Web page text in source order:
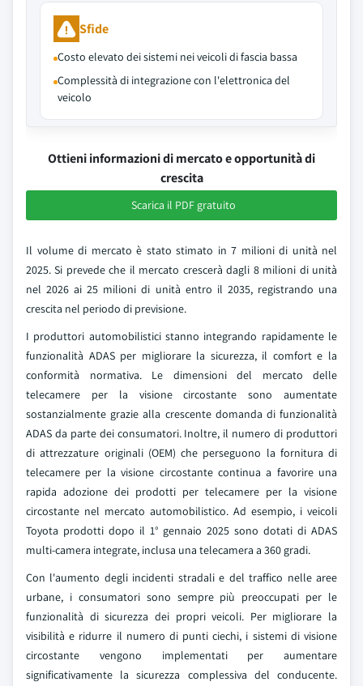
Sfide
Costo elevato dei sistemi nei veicoli di fascia bassa
Complessità di integrazione con l'elettronica del
veicolo
Ottieni informazioni di mercato e opportunità di
crescita
Scarica il PDF gratuito
Il volume di mercato è stato stimato in 7 milioni di unità nel
2025. Si prevede che il mercato crescerà dagli 8 milioni di unità
nel 2026 ai 25 milioni di unità entro il 2035, registrando una
crescita nel periodo di previsione.
I produttori automobilistici stanno integrando rapidamente le
funzionalità ADAS per migliorare la sicurezza, il comfort e la
conformità normativa. Le dimensioni del mercato delle
telecamere per la visione circostante sono aumentate
sostanzialmente grazie alla crescente domanda di funzionalità
ADAS da parte dei consumatori. Inoltre, il numero di produttori
di attrezzature originali (OEM) che perseguono la fornitura di
telecamere per la visione circostante continua a favorire una
rapida adozione dei prodotti per telecamere per la visione
circostante nel mercato automobilistico. Ad esempio, i veicoli
Toyota prodotti dopo il 1° gennaio 2025 sono dotati di ADAS
multi-camera integrate, inclusa una telecamera a 360 gradi.
Con l'aumento degli incidenti stradali e del traffico nelle aree
urbane, i consumatori sono sempre più preoccupati per le
funzionalità di sicurezza dei propri veicoli. Per migliorare la
visibilità e ridurre il numero di punti ciechi, i sistemi di visione
circostante vengono implementati per aumentare
significativamente la sicurezza complessiva del conducente.